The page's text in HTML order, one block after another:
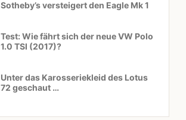
Sotheby’s versteigert den Eagle Mk 1
Test: Wie fährt sich der neue VW Polo
1.0 TSI (2017)?
Unter das Karosseriekleid des Lotus
72 geschaut …